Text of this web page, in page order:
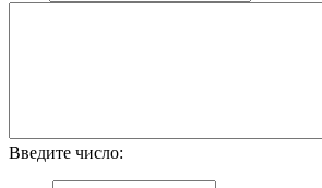
Введите число: